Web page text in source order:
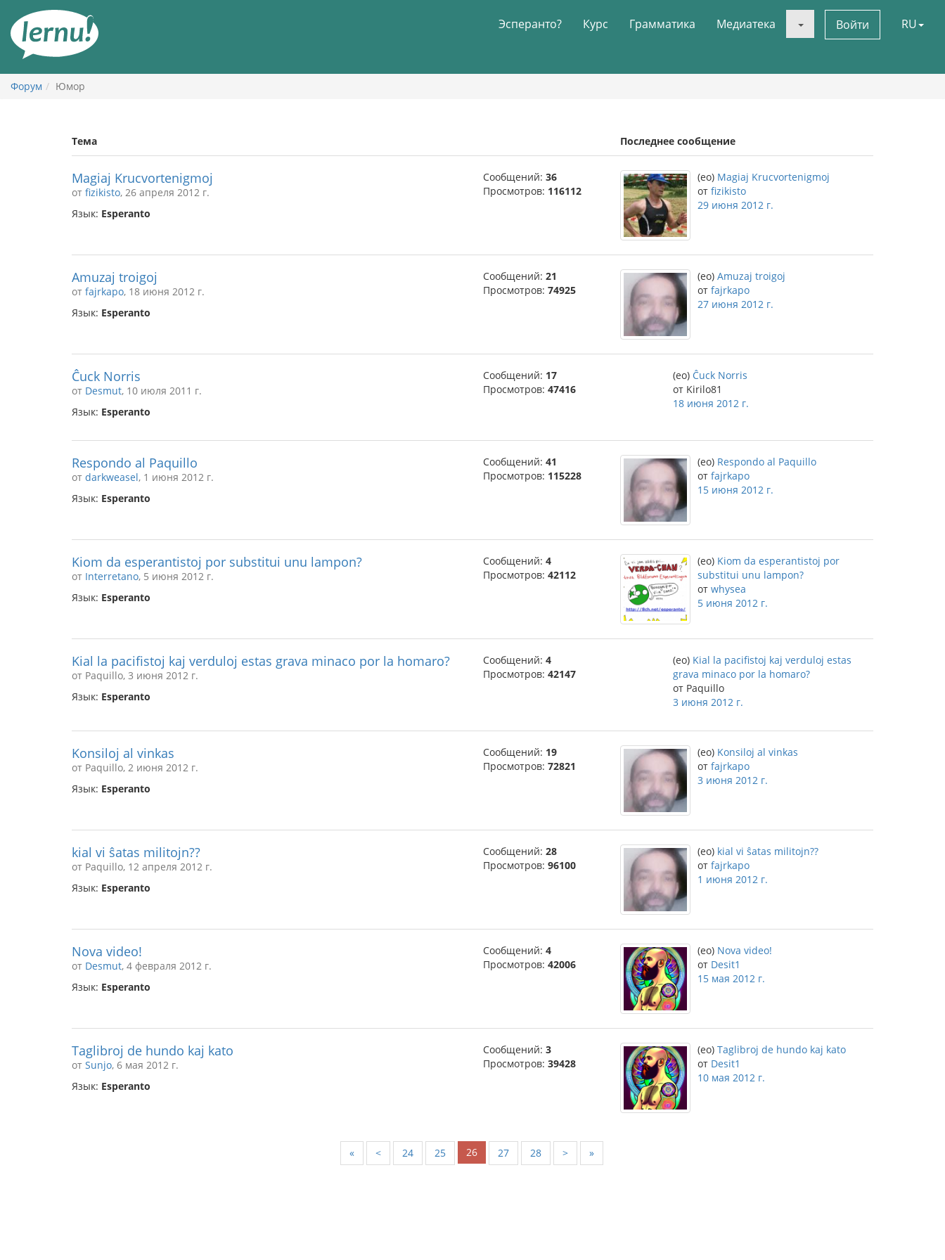
содержанию
Эсперанто? Курс Грамматика Медиатека Войти RU
Форум Юмор
Тема Последнее сообщение
Magiaj Krucvortenigmoj
от fizikisto, 26 апреля 2012 г.
Язык: Esperanto
Сообщений: 36
Просмотров: 116112
(eo) Magiaj Krucvortenigmoj
от fizikisto
29 июня 2012 г.
Amuzaj troigoj
от fajrkapo, 18 июня 2012 г.
Язык: Esperanto
Сообщений: 21
Просмотров: 74925
(eo) Amuzaj troigoj
от fajrkapo
27 июня 2012 г.
Ĉuck Norris
от Desmut, 10 июля 2011 г.
Язык: Esperanto
Сообщений: 17
Просмотров: 47416
(eo) Ĉuck Norris
от Kirilo81
18 июня 2012 г.
Respondo al Paquillo
от darkweasel, 1 июня 2012 г.
Язык: Esperanto
Сообщений: 41
Просмотров: 115228
(eo) Respondo al Paquillo
от fajrkapo
15 июня 2012 г.
Kiom da esperantistoj por substitui unu lampon?
от Interretano, 5 июня 2012 г.
Язык: Esperanto
Сообщений: 4
Просмотров: 42112
(eo) Kiom da esperantistoj por
substitui unu lampon?
от whysea
5 июня 2012 г.
Kial la pacifistoj kaj verduloj estas grava minaco por la homaro?
от Paquillo, 3 июня 2012 г.
Язык: Esperanto
Сообщений: 4
Просмотров: 42147
(eo) Kial la pacifistoj kaj verduloj estas
grava minaco por la homaro?
от Paquillo
3 июня 2012 г.
Konsiloj al vinkas
от Paquillo, 2 июня 2012 г.
Язык: Esperanto
Сообщений: 19
Просмотров: 72821
(eo) Konsiloj al vinkas
от fajrkapo
3 июня 2012 г.
kial vi ŝatas militojn??
от Paquillo, 12 апреля 2012 г.
Язык: Esperanto
Сообщений: 28
Просмотров: 96100
(eo) kial vi ŝatas militojn??
от fajrkapo
1 июня 2012 г.
Nova video!
от Desmut, 4 февраля 2012 г.
Язык: Esperanto
Сообщений: 4
Просмотров: 42006
(eo) Nova video!
от Desit1
15 мая 2012 г.
Taglibroj de hundo kaj kato
от Sunjo, 6 мая 2012 г.
Язык: Esperanto
Сообщений: 3
Просмотров: 39428
(eo) Taglibroj de hundo kaj kato
от Desit1
10 мая 2012 г.
« < 24 25 26 27 28 > »